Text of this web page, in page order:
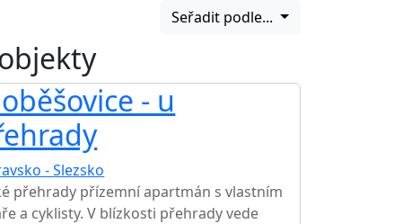
Seřadit podle...
- u
- Slezsko
přehrady přízemní apartmán s vlastním
a cyklisty. V blízkosti přehrady vede